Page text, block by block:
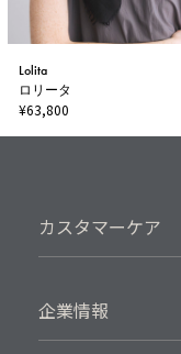
Lolita
ロリータ
¥63,800
カスタマーケア
企業情報